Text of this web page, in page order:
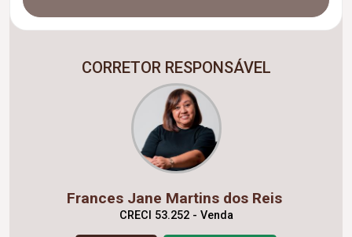
CORRETOR RESPONSÁVEL
Frances Jane Martins dos Reis
CRECI 53.252 - Venda